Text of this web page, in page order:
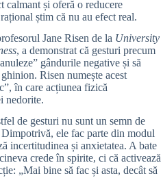
calmant și oferă o reducere
știm că nu au efect real.
Jane Risen de la University
, a demonstrat că gesturi precum
gândurile negative și să
Risen numește acest
în care acțiunea fizică
nedorite.
de gesturi nu sunt un semn de
ele fac parte din modul
incertitudinea și anxietatea. A bate
crede în spirite, ci că activează
„Mai bine să fac și asta, decât să